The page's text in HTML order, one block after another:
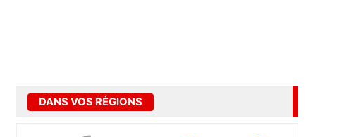
DANS VOS RÉGIONS